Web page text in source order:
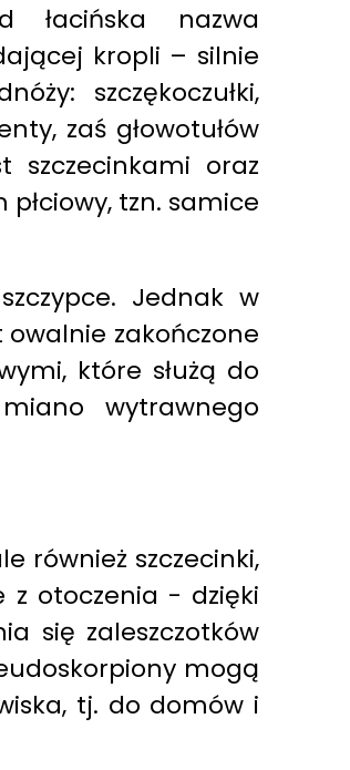
łacińska nazwa
kropli – silnie
szczękoczułki,
zaś głowotułów
szczecinkami oraz
tzn. samice
Jednak w
zakończone
które służą do
wytrawnego
również szczecinki,
z otoczenia - dzięki
się zaleszczotków
mogą
tj. do domów i